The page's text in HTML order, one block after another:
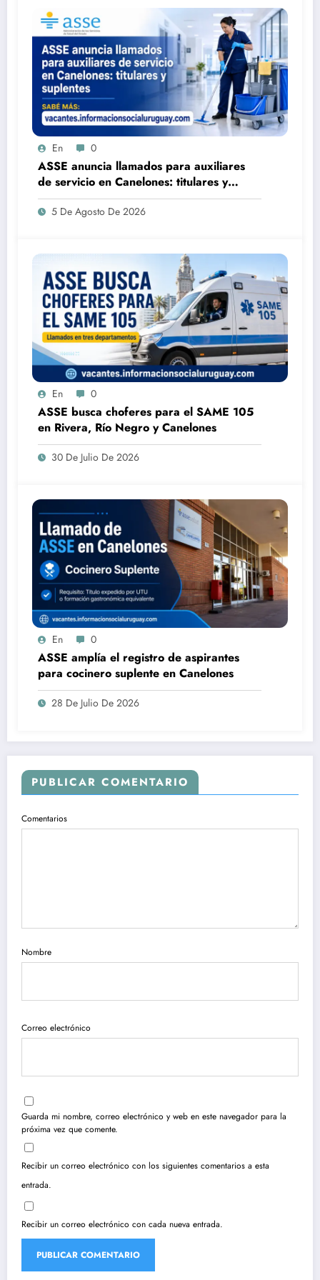
En 0
ASSE anuncia llamados para auxiliares
de servicio en Canelones: titulares y
suplentes
5 De Agosto De 2026
En 0
ASSE busca choferes para el SAME 105
en Rivera, Río Negro y Canelones
30 De Julio De 2026
En 0
ASSE amplía el registro de aspirantes
para cocinero suplente en Canelones
28 De Julio De 2026
PUBLICAR COMENTARIO
Comentarios
Nombre
Correo electrónico
Guarda mi nombre, correo electrónico y web en este navegador para la
próxima vez que comente.
Recibir un correo electrónico con los siguientes comentarios a esta
entrada.
Recibir un correo electrónico con cada nueva entrada.